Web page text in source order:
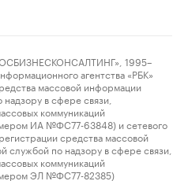
1995–
агентства «РБК»
массовой информации
в сфере связи,
коммуникаций
ИА №ФС77-63848) и сетевого
средства массовой
по надзору в сфере связи,
коммуникаций
ЭЛ №ФС77-82385)